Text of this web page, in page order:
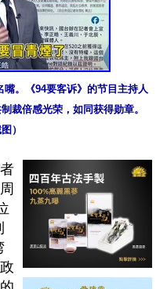
。《94要客诉》的节目主持人
裁倍感光荣，如同获得勋章。
）